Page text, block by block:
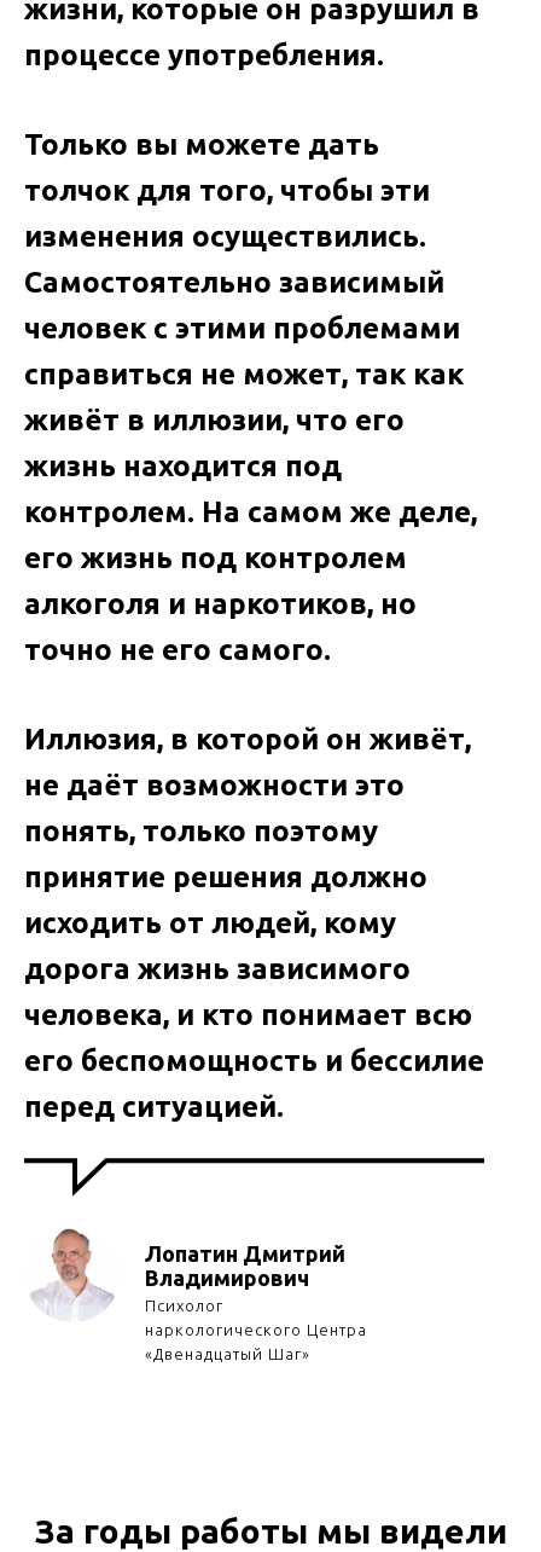
жизни, которые он разрушил в
процессе употребления.
Только вы можете дать
толчок для того, чтобы эти
изменения осуществились.
Самостоятельно зависимый
человек с этими проблемами
справиться не может, так как
живёт в иллюзии, что его
жизнь находится под
контролем. На самом же деле,
его жизнь под контролем
алкоголя и наркотиков, но
точно не его самого.
Иллюзия, в которой он живёт,
не даёт возможности это
понять, только поэтому
принятие решения должно
исходить от людей, кому
дорога жизнь зависимого
человека, и кто понимает всю
его беспомощность и бессилие
перед ситуацией.
Лопатин Дмитрий
Владимирович
Психолог
наркологического Центра
«Двенадцатый Шаг»
За годы работы мы видели